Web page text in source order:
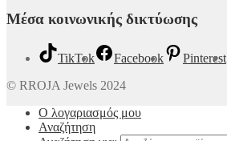
Μέσα κοινωνικής δικτύωσης
TikTok Facebook Pinterest
© RROJA Jewels 2024
Ο λογαριασμός μου
Αναζήτηση